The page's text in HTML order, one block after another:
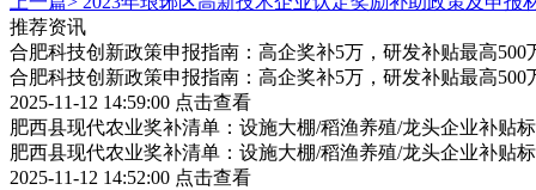
推荐资讯
合肥科技创新政策申报指南：高企奖补5万，研发补贴最高500
合肥科技创新政策申报指南：高企奖补5万，研发补贴最高500
2025-11-12 14:59:00 点击查看
肥西县现代农业奖补清单：设施大棚/稻渔养殖/龙头企业补贴
肥西县现代农业奖补清单：设施大棚/稻渔养殖/龙头企业补贴
2025-11-12 14:52:00 点击查看